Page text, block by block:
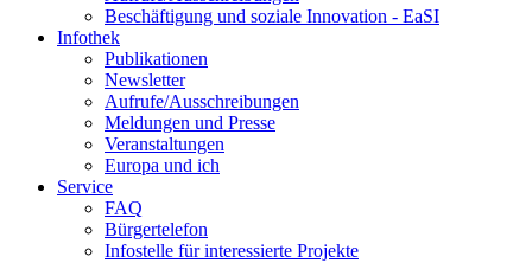
Be­schäf­ti­gung und so­zia­le In­no­va­ti­on - Ea­SI
In­fo­thek
Pu­bli­ka­tio­nen
Newslet­ter
Auf­ru­fe/Aus­schrei­bun­gen
Mel­dun­gen und Pres­se
Ver­an­stal­tun­gen
Eu­ro­pa und ich
Ser­vice
FAQ
Bür­ger­te­le­fon
In­fo­stel­le für in­ter­es­sier­te Pro­jek­te